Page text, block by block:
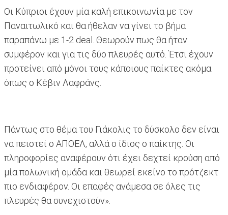
Οι Κύπριοι έχουν μία καλή επικοινωνία με τον
Παναιτωλικό και θα ήθελαν να γίνει το βήμα
παραπάνω με 1-2 deal. Θεωρούν πως θα ήταν
συμφέρον και για τις δύο πλευρές αυτό. Έτσι έχουν
προτείνει από μόνοι τους κάποιους παίκτες ακόμα
όπως ο Κέβιν Λαφράνς.
Πάντως στο θέμα του Γιάκολις το δύσκολο δεν είναι
να πειστεί ο ΑΠΟΕΛ, αλλά ο ίδιος ο παίκτης. Οι
πληροφορίες αναφέρουν ότι έχει δεχτεί κρούση από
μία πολωνική ομάδα και θεωρεί εκείνο το πρότζεκτ
πιο ενδιαφέρον. Οι επαφές ανάμεσα σε όλες τις
πλευρές θα συνεχιστούν».